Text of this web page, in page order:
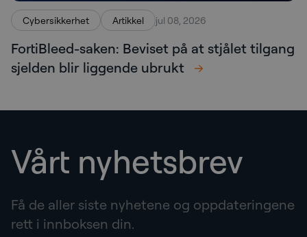
Cybersikkerhet Artikkel jul 08, 2026
FortiBleed-saken: Beviset på at stjålet tilgang
sjelden blir liggende ubrukt
Vårt nyhetsbrev
Få de aller siste nyhetene og oppdateringene
rett i innboksen din.